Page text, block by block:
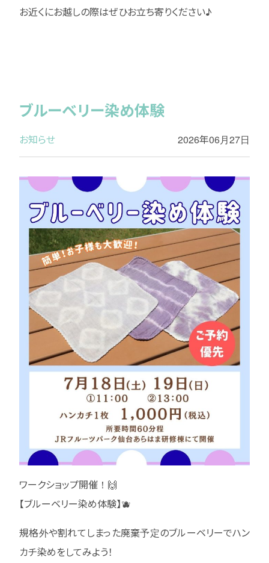
お近くにお越しの際はぜひお立ち寄りください♪
ブルーベリー染め体験
お知らせ 2026年06月27日
ワークショップ開催！🙌
【ブルーベリー染め体験】🫐
規格外や割れてしまった廃棄予定のブルーベリーでハン
カチ染めをしてみよう！